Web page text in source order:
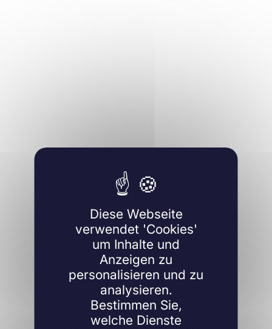
Diese Webseite
verwendet 'Cookies'
um Inhalte und
Anzeigen zu
personalisieren und zu
analysieren.
Bestimmen Sie,
welche Dienste